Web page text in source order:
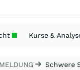
Kurse &
Schwere